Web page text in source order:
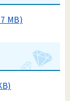
MB)